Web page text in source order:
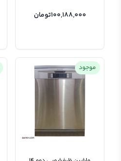
100,188,000تومان
موجود